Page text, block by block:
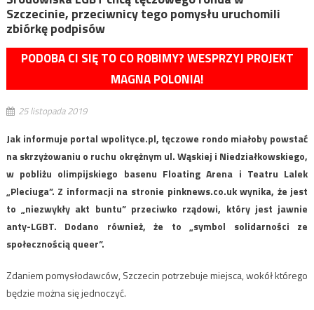
Szczecinie, przeciwnicy tego pomysłu uruchomili
zbiórkę podpisów
PODOBA CI SIĘ TO CO ROBIMY? WESPRZYJ PROJEKT
MAGNA POLONIA!
25 listopada 2019
Jak informuje portal wpolityce.pl, tęczowe rondo miałoby powstać
na skrzyżowaniu o ruchu okrężnym ul. Wąskiej i Niedziałkowskiego,
w pobliżu olimpijskiego basenu Floating Arena i Teatru Lalek
„Pleciuga”. Z informacji na stronie pinknews.co.uk wynika, że jest
to „niezwykły akt buntu” przeciwko rządowi, który jest jawnie
anty-LGBT. Dodano również, że to „symbol solidarności ze
społecznością queer”.
Zdaniem pomysłodawców, Szczecin potrzebuje miejsca, wokół którego
będzie można się jednoczyć.